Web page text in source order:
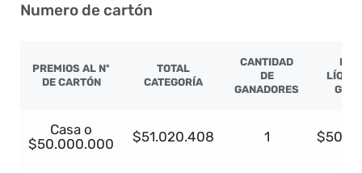
Numero de cartón
PREMIOS AL Nº
DE CARTÓN
TOTAL
CATEGORÍA
CANTIDAD
DE
GANADORES
Casa o
$50.000.000
$51.020.408 1